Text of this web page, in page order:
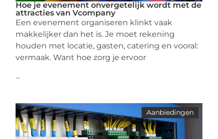
Hoe je evenement onvergetelijk wordt met de
attracties van Vcompany
Een evenement organiseren klinkt vaak
makkelijker dan het is. Je moet rekening
houden met locatie, gasten, catering en vooral:
vermaak. Want hoe zorg je ervoor
...
Aanbiedingen